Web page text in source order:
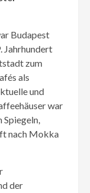
Budapest
Jahrhundert
zum
als
und
war
Spiegeln,
nach Mokka
der